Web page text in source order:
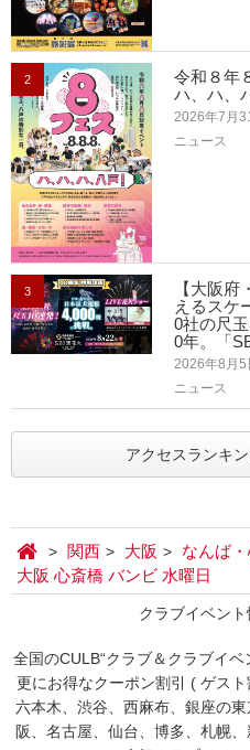
2
令和８年
ハ、ハ、
2026年7月
ニュース
3
【大阪
えるスケ
0社の尺
0年。「
2026年8月5
ニュース
アクセスランキ
関西 大阪
なんば
大阪 心斎橋 バンビ 水曜日
クラブイベン
全国のCULB“クラブ＆クラブイベ
更にお得なクーポン割引 ( ゲス
六本木、渋谷、西麻布、銀座の
阪、名古屋、仙台、博多、札幌